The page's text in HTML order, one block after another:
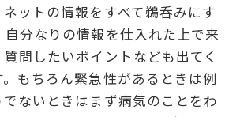
ットの情報をすべて鵜呑みにす
自分なりの情報を仕入れた上で来
問したいポイントなども出てく
もちろん緊急性があるときは例
ないときはまず病気のことをわ